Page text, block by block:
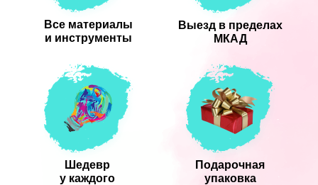
Все материалы
и инструменты
Шедевр
у каждого
Подарочная
упаковка
Выезд в пределах
МКАД